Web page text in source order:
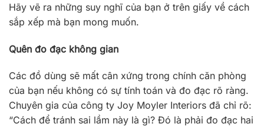
Hãy vẽ ra những suy nghĩ của bạn ở trên giấy về cách
sắp xếp mà bạn mong muốn.
Quên đo đạc không gian
Các đồ dùng sẽ mất cân xứng trong chính căn phòng
của bạn nếu không có sự tính toán và đo đạc rõ ràng.
Chuyên gia của công ty Joy Moyler Interiors đã chỉ rõ:
“Cách để tránh sai lầm này là gì? Đó là phải đo đạc hai